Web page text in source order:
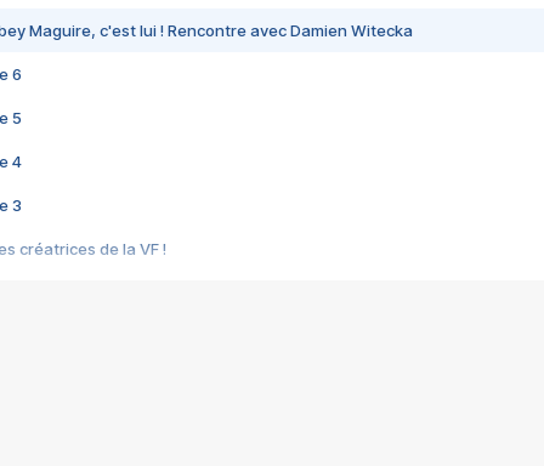
Maguire, c'est lui ! Rencontre avec Damien Witecka
6
5
4
3
créatrices de la VF !